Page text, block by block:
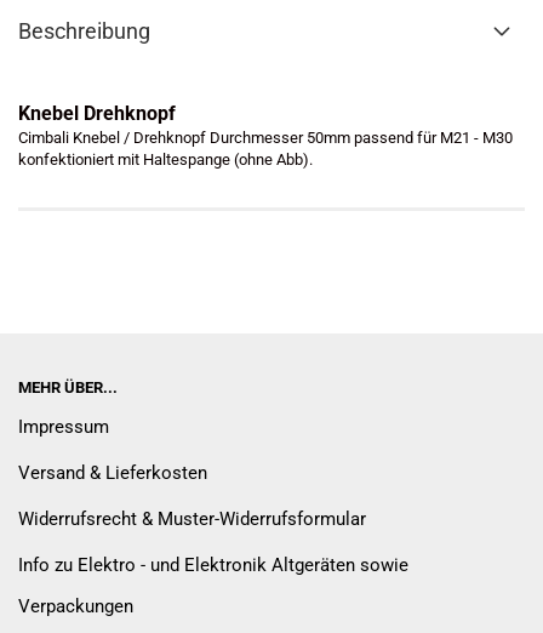
Beschreibung
Knebel Drehknopf
Cimbali Knebel / Drehknopf Durchmesser 50mm passend für M21 - M30
konfektioniert mit Haltespange (ohne Abb).
MEHR ÜBER...
Impressum
Versand & Lieferkosten
Widerrufsrecht & Muster-Widerrufsformular
Info zu Elektro - und Elektronik Altgeräten sowie
Verpackungen